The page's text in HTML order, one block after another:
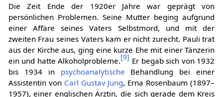
Die Zeit Ende der 1920er Jahre war geprägt von
persönlichen Problemen. Seine Mutter beging aufgrund
einer Affäre seines Vaters Selbstmord, und mit der
zweiten Frau seines Vaters kam er nicht zurecht. Pauli trat
aus der Kirche aus, ging eine kurze Ehe mit einer Tänzerin
ein und hatte Alkoholprobleme.[9] Er begab sich von 1932
bis 1934 in psychoanalytische Behandlung bei einer
Assistentin von Carl Gustav Jung, Erna Rosenbaum (1897–
1957), einer englischen Ärztin, die sich gerade dem Kreis